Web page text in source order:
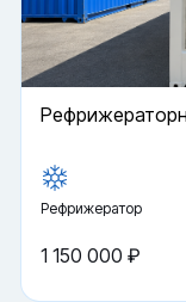
Рефрижератор
1 150 000 ₽